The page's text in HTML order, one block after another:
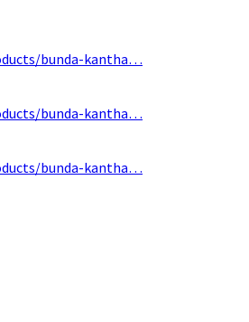
bunda-kantha…
bunda-kantha…
bunda-kantha…